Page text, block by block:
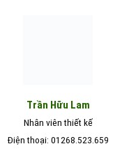
Trần Hữu Lam
Nhân viên thiết kế
Điện thoại: 01268.523.659